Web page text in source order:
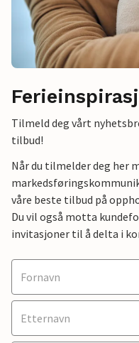
Tilmeld deg vårt
tilbud!
Når du tilmelder deg her
våre beste tilbud på
Du vil også motta
invitasjoner til å delta i